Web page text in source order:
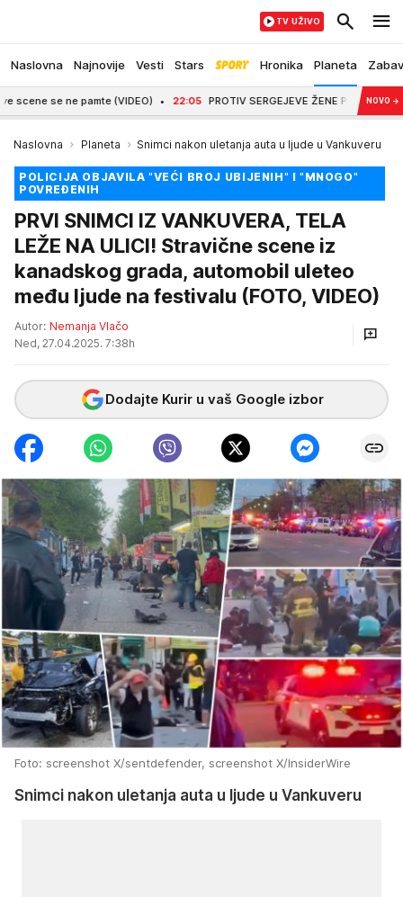
Naslovna Najnovije Vesti Stars Hronika Planeta
TV UŽIVO
se ne pamte (VIDEO) 22:05 PROTIV SERGEJEVE ŽENE PODNETA NOVO →
Naslovna Planeta Snimci nakon uletanja auta u ljude u Vankuveru
POLICIJA OBJAVILA "VEĆI BROJ UBIJENIH" I "MNOGO"
POVREĐENIH
PRVI SNIMCI IZ VANKUVERA, TELA
LEŽE NA ULICI! Stravične scene iz
kanadskog grada, automobil uleteo
među ljude na festivalu (FOTO, VIDEO)
Autor: Nemanja Vlačo
Ned, 27.04.2025. 7:38h
Dodajte Kurir u vaš Google izbor
Foto: screenshot X/sentdefender, screenshot X/InsiderWire
Snimci nakon uletanja auta u ljude u Vankuveru